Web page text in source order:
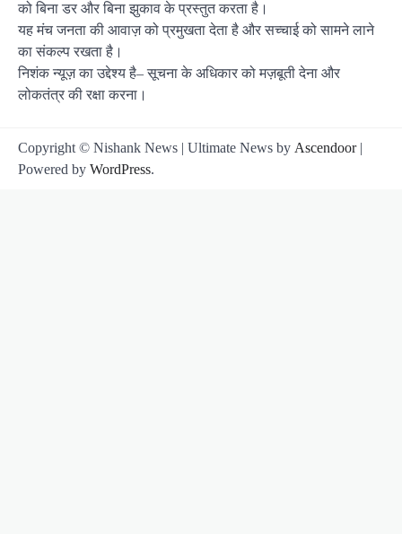
को बिना डर और बिना झुकाव के प्रस्तुत करता है।
यह मंच जनता की आवाज़ को प्रमुखता देता है और सच्चाई को सामने लाने
का संकल्प रखता है।
निशंक न्यूज़ का उद्देश्य है– सूचना के अधिकार को मज़बूती देना और
लोकतंत्र की रक्षा करना।
Copyright © Nishank News | Ultimate News by Ascendoor|
Powered by WordPress.